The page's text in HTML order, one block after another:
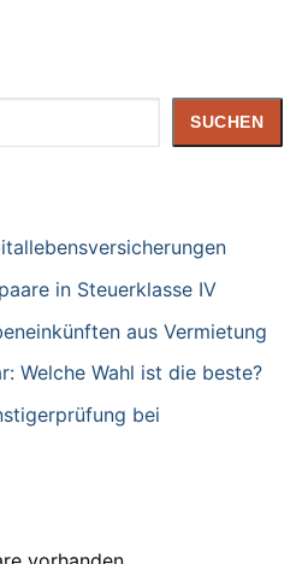
SUCHEN
in Steuerklasse IV
aus Vermietung
Welche Wahl ist die beste?
bei